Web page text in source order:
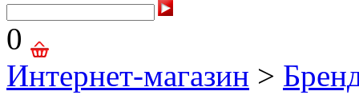
0
Интернет-магазин >